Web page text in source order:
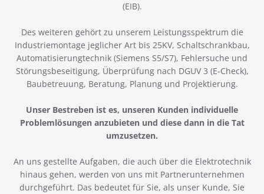
(EIB).
Des weiteren gehört zu unserem Leistungsspektrum die
Industriemontage jeglicher Art bis 25KV, Schaltschrankbau,
Automatisierungtechnik (Siemens S5/S7), Fehlersuche und
Störungsbeseitigung, Überprüfung nach DGUV 3 (E-Check),
Baubetreuung, Beratung, Planung und Projektierung.
Unser Bestreben ist es, unseren Kunden individuelle
Problemlösungen anzubieten und diese dann in die Tat
umzusetzen.
An uns gestellte Aufgaben, die auch über die Elektrotechnik
hinaus gehen, werden von uns mit Partnerunternehmen
durchgeführt. Das bedeutet für Sie, als unser Kunde, Sie